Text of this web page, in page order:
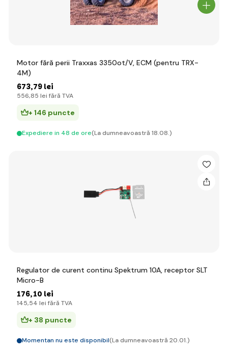
Motor fără perii Traxxas 3350ot/V, ECM (pentru TRX-
4M)
673,79 lei
556,85 lei fără TVA
+ 146 puncte
Expediere in 48 de ore(La dumneavoastră 18.08.)
Regulator de curent continu Spektrum 10A, receptor SLT
Micro-B
176,10 lei
145,54 lei fără TVA
+ 38 puncte
Momentan nu este disponibil(La dumneavoastră 20.01.)